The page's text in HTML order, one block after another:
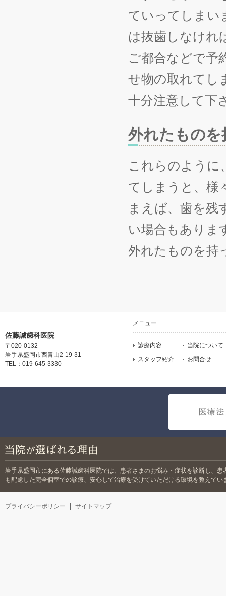
ていってしまい
は抜歯しなけれ
ご都合などで予
せ物の取れてし
十分注意して下
外れたもの
これらのように
てしまうと、様
まえば、歯を残
い場合もありま
外れたものを持
佐藤誠歯科医院
〒020-0132
岩手県盛岡市西青山2-19-31
TEL：019-645-3330
メニュー
診療内容
当院について
スタッフ紹介
お問合せ
岩手県盛岡市にある佐藤誠歯科医院では、 患者さまのお悩み・症状を診断し、
も配慮した完全個室での診療、安心して治療を受けていただける環境を整えてい
プライバシーポリシー サイトマップ